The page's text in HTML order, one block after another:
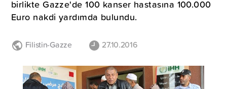
birlikte Gazze'de 100 kanser hastasına 100.000
Euro nakdi yardımda bulundu.
Filistin-Gazze 27.10.2016